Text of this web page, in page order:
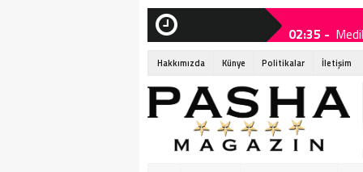
02:35 -
21:40 -
19:25 -
19:10 -
19:05 -
Hakkımızda Künye Politikalar İletişim